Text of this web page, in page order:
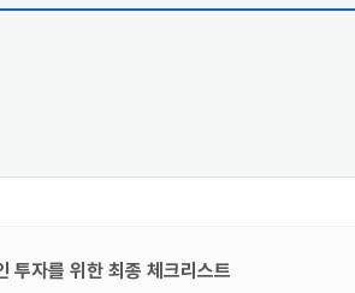
투자를 위한 최종 체크리스트